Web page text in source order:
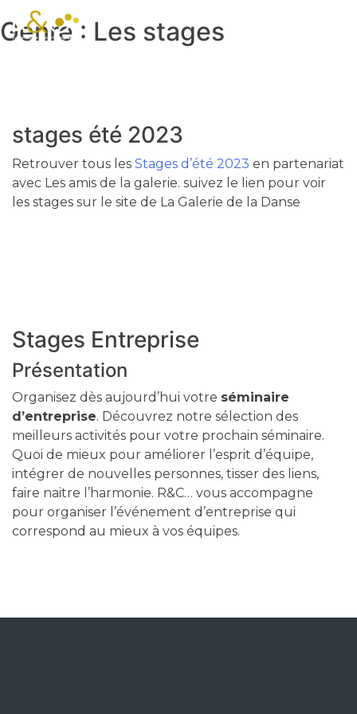
Genre : Les stages
stages été 2023
Retrouver tous les Stages d’été 2023 en partenariat
avec Les amis de la galerie. suivez le lien pour voir
les stages sur le site de La Galerie de la Danse
Stages Entreprise
Présentation
Organisez dès aujourd’hui votre séminaire
d’entreprise. Découvrez notre sélection des
meilleurs activités pour votre prochain séminaire.
Quoi de mieux pour améliorer l’esprit d’équipe,
intégrer de nouvelles personnes, tisser des liens,
faire naitre l’harmonie. R&C… vous accompagne
pour organiser l’événement d’entreprise qui
correspond au mieux à vos équipes.